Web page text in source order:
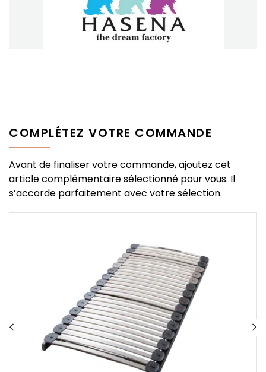
COMPLÉTEZ VOTRE COMMANDE
Avant de finaliser votre commande, ajoutez cet
article complémentaire sélectionné pour vous. Il
s’accorde parfaitement avec votre sélection.